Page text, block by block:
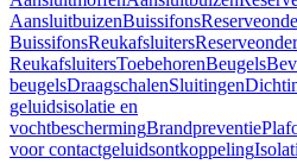
AansluitbuizenBuissifons
BuissifonsReukafsluiters
ReukafsluitersToebehorenBeugels
beugelsDraagschalenSluitingen
geluidsisolatie en
vochtbeschermingBrandpreventie
voor contactgeluidsontkoppeling